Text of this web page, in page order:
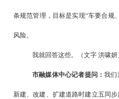
条规范管理，目标是实现“车要合规
风险。
我就回答这些。（文字 洪啸妍
市融媒体中心记者提问：我们
新建、改建、扩建道路时建立五同